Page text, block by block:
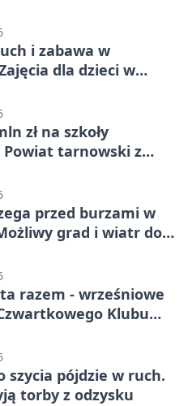
i zabawa w
dla dzieci w
zł na szkoły
Powiat tarnowski z
przed burzami w
grad i wiatr do
razem - wrześniowe
Klubu
szycia pójdzie w ruch.
torby z odzysku